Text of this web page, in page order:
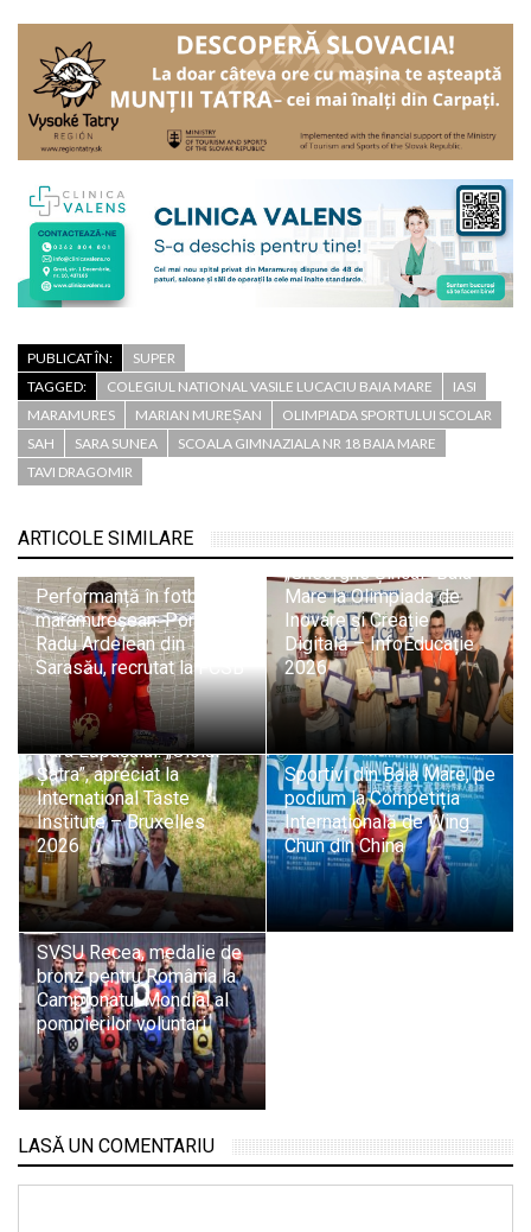
PUBLICAT ÎN:
SUPER
TAGGED:
COLEGIUL NATIONAL VASILE LUCACIU BAIA MARE
IASI
MARAMURES
MARIAN MUREȘAN
OLIMPIADA SPORTULUI SCOLAR
SAH
SARA SUNEA
SCOALA GIMNAZIALA NR 18 BAIA MARE
TAVI DRAGOMIR
ARTICOLE SIMILARE
Performanță în fotbalul
maramureșean: Portarul
Radu Ardelean din
Sarasău, recrutat la FCSB
elevii Colegiului
„Gheorghe Șincai” Baia
Mare la Olimpiada de
Inovare și Creație
Digitală – InfoEducație
2026
Tradiție și pasiune din
Țara Lăpușului: „Oloiul
Șatra”, apreciat la
International Taste
Institute – Bruxelles
2026
Sportivi din Baia Mare, pe
podium la Competiția
Internațională de Wing
Chun din China
SVSU Recea, medalie de
bronz pentru România la
Campionatul Mondial al
pompierilor voluntari
LASĂ UN COMENTARIU